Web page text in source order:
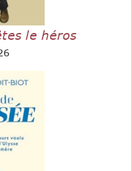
le héros